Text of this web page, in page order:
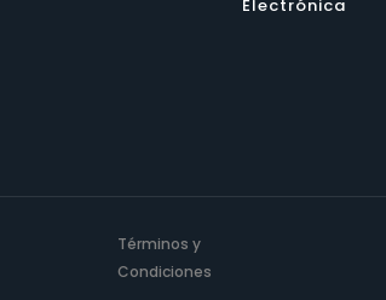
Electrónica
Términos y
Condiciones